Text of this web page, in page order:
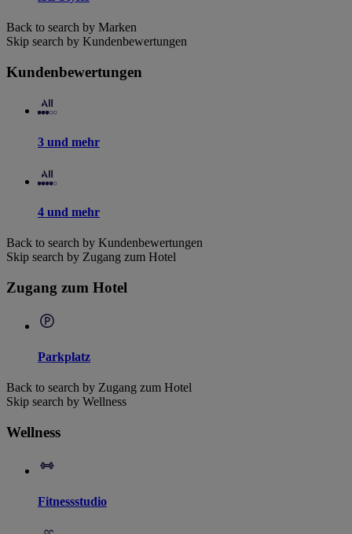
Back to search by Marken
Skip search by Kundenbewertungen
Kundenbewertungen
3 und mehr
4 und mehr
Back to search by Kundenbewertungen
Skip search by Zugang zum Hotel
Zugang zum Hotel
Parkplatz
Back to search by Zugang zum Hotel
Skip search by Wellness
Wellness
Fitnessstudio